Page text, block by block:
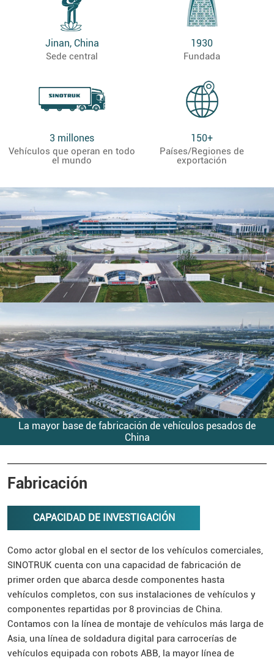
Jinan, China
Sede central
1930
Fundada
3 millones
Vehículos que operan en todo
el mundo
150+
Países/Regiones de
exportación
La mayor base de fabricación de vehículos pesados de
China
Fabricación
CAPACIDAD DE INVESTIGACIÓN
Como actor global en el sector de los vehículos comerciales,
SINOTRUK cuenta con una capacidad de fabricación de
primer orden que abarca desde componentes hasta
vehículos completos, con sus instalaciones de vehículos y
componentes repartidas por 8 provincias de China.
Contamos con la línea de montaje de vehículos más larga de
Asia, una línea de soldadura digital para carrocerías de
vehículos equipada con robots ABB, la mayor línea de